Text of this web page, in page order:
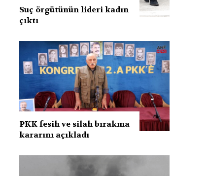
Suç örgütünün lideri kadın
çıktı
PKK fesih ve silah bırakma
kararını açıkladı